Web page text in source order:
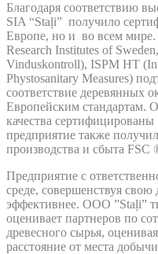
Благодаря соответствию
SIA “Staļi” получило
Европе, но и во всем
Research Institutes of
Vinduskontroll), ISPM HT
Phystosanitary Measures)
соответствие деревянных
Европейским стандартам.
качества
предприятие также
производства и сбыта FSC
Предприятие с
среде, совершенствуя свою
эффективнее. OOO ”Staļi”
оценивает партнеров по
древесного сырья,
расстояние от места